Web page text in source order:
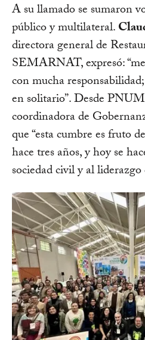
A su llamado se sumaron
público y multilateral.
directora general de
SEMARNAT, expresó:
con mucha
en solitario”. Desde
coordinadora de
que “esta cumbre es fruto
hace tres años, y hoy se
sociedad civil y al